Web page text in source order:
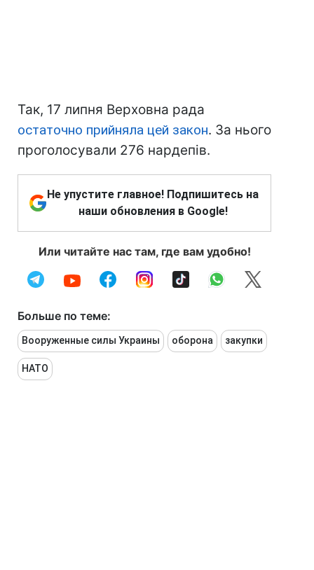
Так, 17 липня Верховна рада
остаточно прийняла цей закон. За нього
проголосували 276 нардепів.
Не упустите главное! Подпишитесь на
наши обновления в Google!
Или читайте нас там, где вам удобно!
Больше по теме:
Вооруженные силы Украины оборона закупки
НАТО